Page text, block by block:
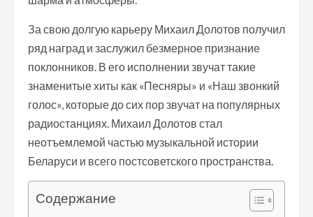
За свою долгую карьеру Михаил Долотов получил
ряд наград и заслужил безмерное признание
поклонников. В его исполнении звучат такие
знаменитые хиты как «Песняры» и «Наш звонкий
голос», которые до сих пор звучат на популярных
радиостанциях. Михаил Долотов стал
неотъемлемой частью музыкальной истории
Беларуси и всего постсоветского пространства.
Содержание